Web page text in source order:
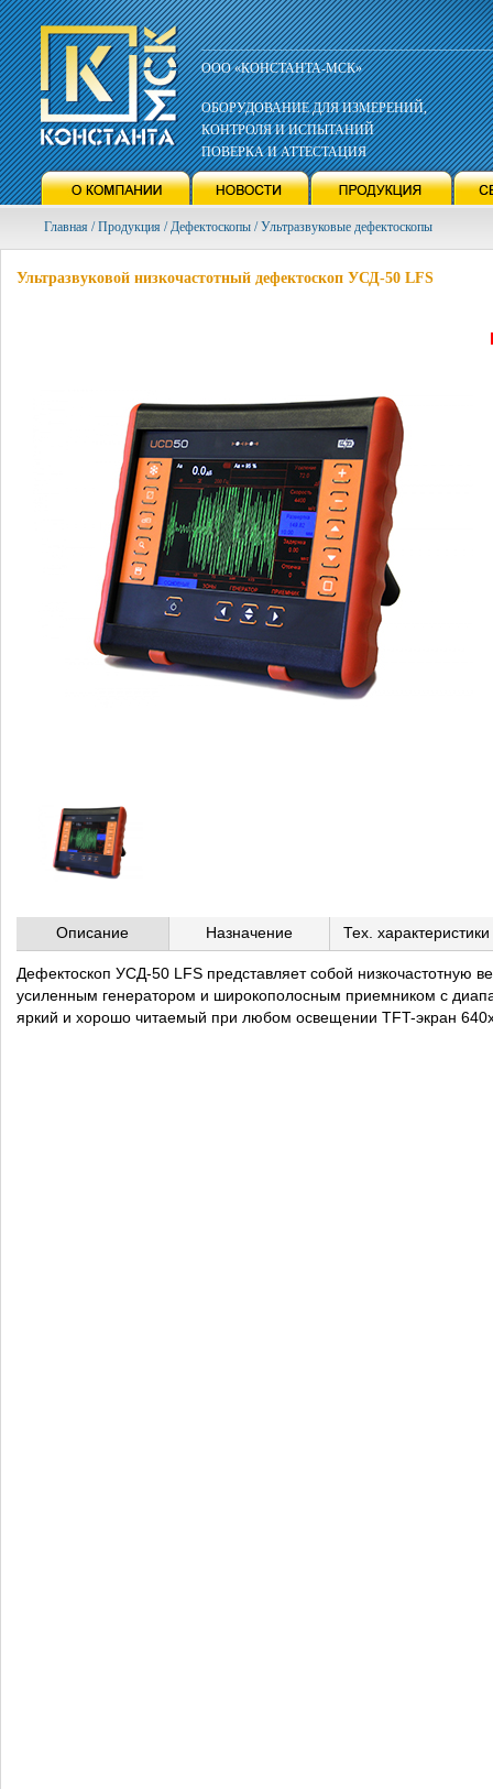
ООО «КОНСТАНТА-МСК»
ОБОРУДОВАНИЕ ДЛЯ ИЗМЕРЕНИЙ,
КОНТРОЛЯ И ИСПЫТАНИЙ
ПОВЕРКА И АТТЕСТАЦИЯ
Главная / Продукция / Дефектоскопы / Ультразвуковые дефектоскопы
Ультразвуковой низкочастотный дефектоскоп УСД-50 LFS
Описание Назначение Тех. характеристики
Дефектоскоп УСД-50 LFS представляет собой низкочастотную
усиленным генератором и широкополосным приемником с
яркий и хорошо читаемый при любом освещении TFT-экран